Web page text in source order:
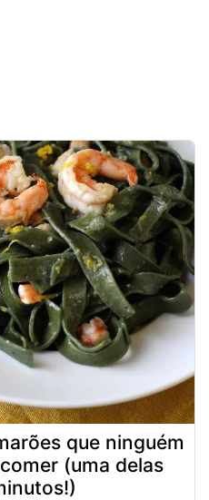
que ninguém
(uma delas